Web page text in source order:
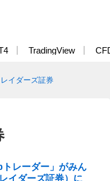
TradingView
レイダーズ証券
レーダー」がみん
イダーズ証券）に